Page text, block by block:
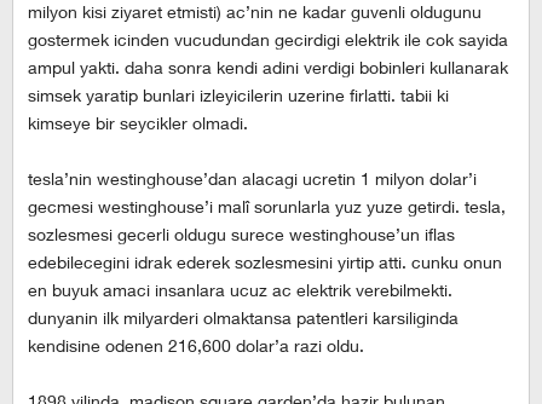
milyon kisi ziyaret etmisti) ac’nin ne kadar guvenli oldugunu
gostermek icinden vucudundan gecirdigi elektrik ile cok sayida
ampul yakti. daha sonra kendi adini verdigi bobinleri kullanarak
simsek yaratip bunlari izleyicilerin uzerine firlatti. tabii ki
kimseye bir seycikler olmadi.
tesla’nin westinghouse’dan alacagi ucretin 1 milyon dolar’i
gecmesi westinghouse’i malî sorunlarla yuz yuze getirdi. tesla,
sozlesmesi gecerli oldugu surece westinghouse’un iflas
edebilecegini idrak ederek sozlesmesini yirtip atti. cunku onun
en buyuk amaci insanlara ucuz ac elektrik verebilmekti.
dunyanin ilk milyarderi olmaktansa patentleri karsiliginda
kendisine odenen 216,600 dolar’a razi oldu.